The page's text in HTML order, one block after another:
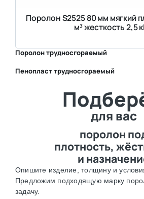
Поролон S2525 80 мм мягкий
м³ жесткость 2,5
Поролон трудносгораемый
Пенопласт трудносгораемый
для вас
поролон
плотность,
и
Опишите изделие, толщину и
Предложим подходящую марку
задачу.